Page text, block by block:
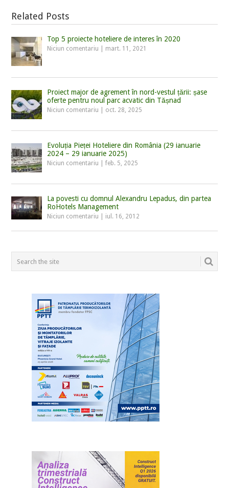
Related Posts
Top 5 proiecte hoteliere de interes în 2020
Niciun comentariu mart. 11, 2021
Proiect major de agrement în nord-vestul țării: șase
oferte pentru noul parc acvatic din Tășnad
Niciun comentariu oct. 28, 2025
Evoluția Pieței Hoteliere din România (29 ianuarie
2024 – 29 ianuarie 2025)
Niciun comentariu |feb. 5, 2025
La povesti cu domnul Alexandru Lepadus, din partea
RoHotels Management
Niciun comentariu iul. 16, 2012